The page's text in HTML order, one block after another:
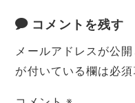
コメントを残す
メールアドレスが公
が付いている欄は必